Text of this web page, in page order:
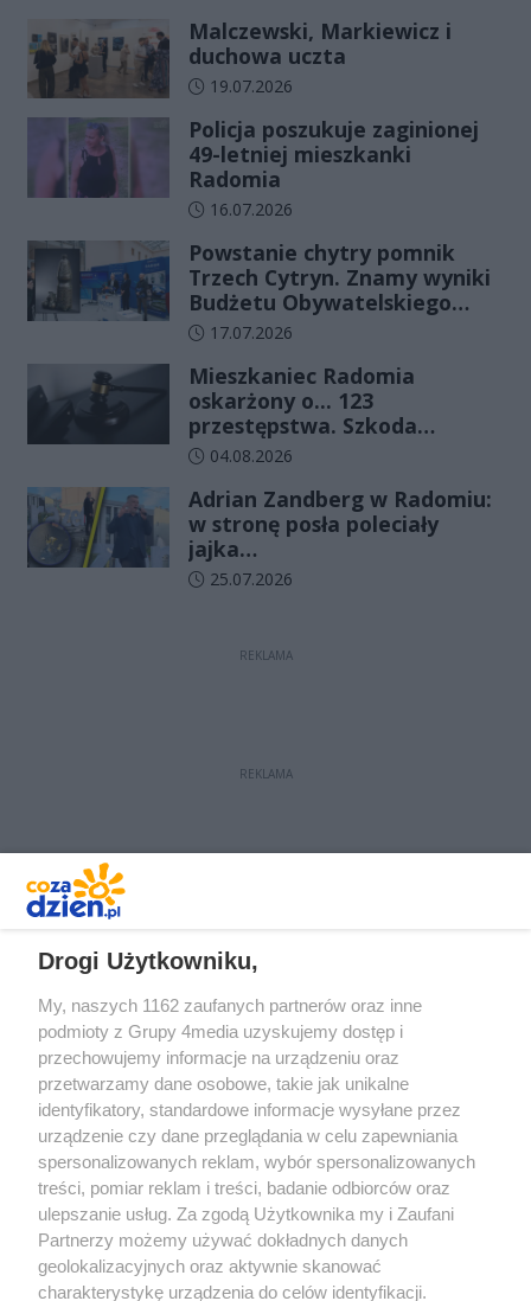
Malczewski, Markiewicz i
duchowa uczta
Data dodania artykułu:
19.07.2026
Policja poszukuje zaginionej
49-letniej mieszkanki
Radomia
Data dodania artykułu:
16.07.2026
Powstanie chytry pomnik
Trzech Cytryn. Znamy wyniki
Budżetu Obywatelskiego
2027
Data dodania artykułu:
17.07.2026
Mieszkaniec Radomia
oskarżony o... 123
przestępstwa. Szkoda
wyceniona na ponad milion
Data dodania artykułu:
04.08.2026
Adrian Zandberg w Radomiu:
w stronę posła poleciały
jajka…
Data dodania artykułu:
25.07.2026
REKLAMA
REKLAMA
Redakcja Reklama Prywatność
Praca Łódź
the:protocol
Drogi Użytkowniku,
My, naszych 1162 zaufanych partnerów oraz inne
podmioty z Grupy 4media uzyskujemy dostęp i
przechowujemy informacje na urządzeniu oraz
przetwarzamy dane osobowe, takie jak unikalne
identyfikatory, standardowe informacje wysyłane przez
urządzenie czy dane przeglądania w celu zapewniania
spersonalizowanych reklam, wybór spersonalizowanych
treści, pomiar reklam i treści, badanie odbiorców oraz
ulepszanie usług. Za zgodą Użytkownika my i Zaufani
Partnerzy możemy używać dokładnych danych
geolokalizacyjnych oraz aktywnie skanować
charakterystykę urządzenia do celów identyfikacji.